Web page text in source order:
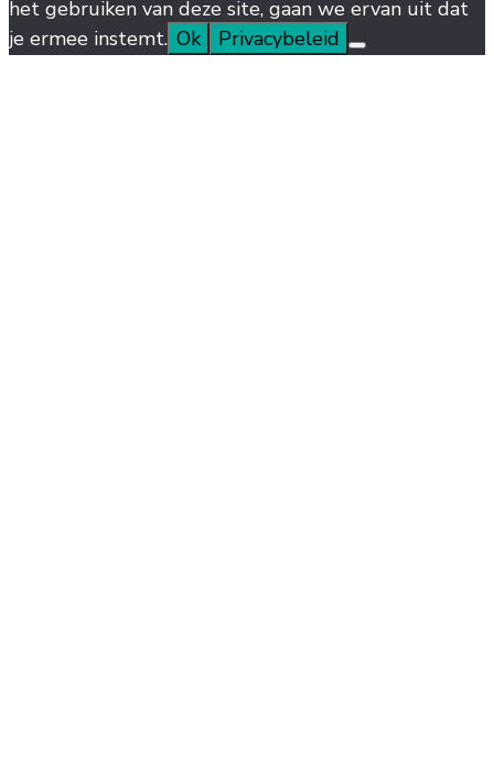
het gebruiken van deze site, gaan we ervan uit dat
je ermee instemt. Ok Privacybeleid